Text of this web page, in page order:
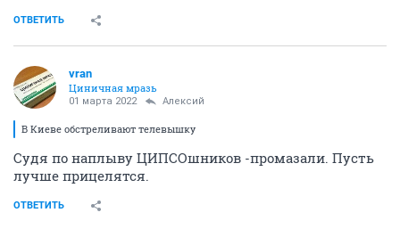
ОТВЕТИТЬ
vran
Циничная мразь
01 марта 2022 Алексий
В Киеве обстреливают телевышку
Судя по наплыву ЦИПСОшников -промазали. Пусть
лучше прицелятся.
ОТВЕТИТЬ